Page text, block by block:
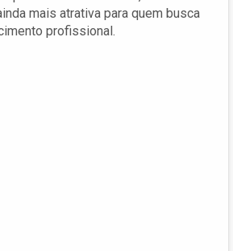
mais atrativa para quem busca
profissional.